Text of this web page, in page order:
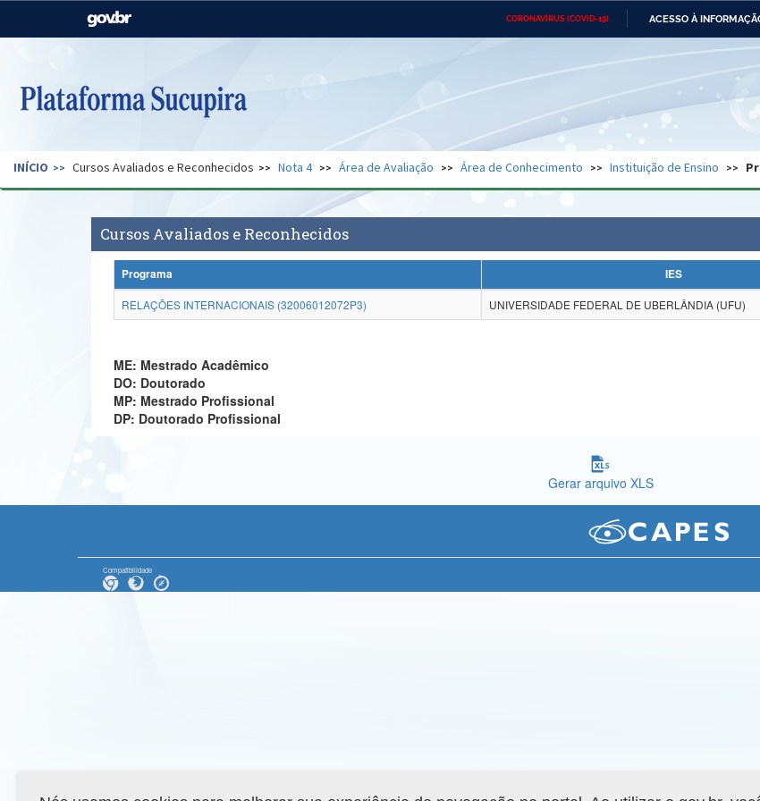
CORONAVÍRUS (COVID-19) ACESSO À
Casa Civil Ministério das Relações
Pecuária e Abastecimento
Ministério do Desenvolvimento
Regional
Secretaria de Governo Gabinete de Segurança Advocacia-Geral da União Banco Central do Brasil
INÍCIO Cursos Avaliados e Reconhecidos Nota 4 Área de Avaliação Área de Conhecimento Instituição de Ensino
Cursos Avaliados e Reconhecidos
Programa IES
RELAÇÕES INTERNACIONAIS (32006012072P3)
UNIVERSIDADE FEDERAL DE UBERLÂNDIA (UFU)
ME: Mestrado Acadêmico
DO: Doutorado
MP: Mestrado Profissional
DP: Doutorado Profissional
Gerar arquivo XLS
Compatibilidade